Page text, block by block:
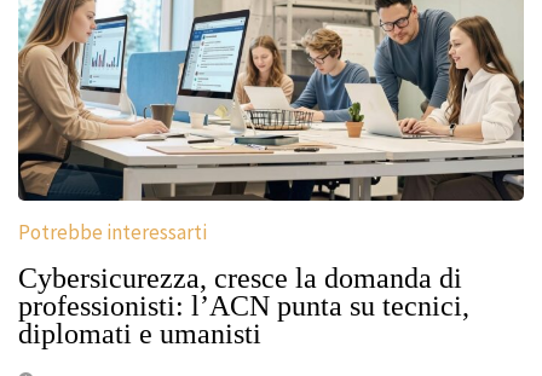
Potrebbe interessarti
Cybersicurezza, cresce la domanda di
professionisti: l’ACN punta su tecnici,
diplomati e umanisti